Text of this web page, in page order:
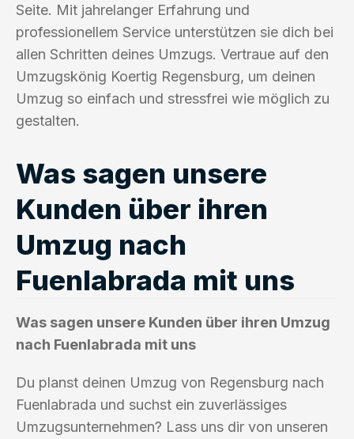
Seite. Mit jahrelanger Erfahrung und
professionellem Service unterstützen sie dich bei
allen Schritten deines Umzugs. Vertraue auf den
Umzugskönig Koertig Regensburg, um deinen
Umzug so einfach und stressfrei wie möglich zu
gestalten.
Was sagen unsere
Kunden über ihren
Umzug nach
Fuenlabrada mit uns
Was sagen unsere Kunden über ihren Umzug
nach Fuenlabrada mit uns
Du planst deinen Umzug von Regensburg nach
Fuenlabrada und suchst ein zuverlässiges
Umzugsunternehmen? Lass uns dir von unseren